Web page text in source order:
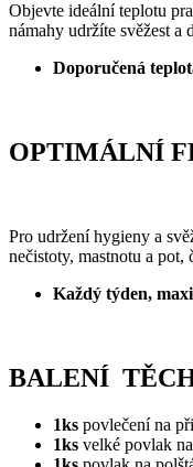
Objevte ideální teplotu
námahy udržíte svěžest
Doporučená
OPTIMÁLNÍ
Pro udržení hygieny a
nečistoty, mastnotu a
Každý týden,
BALENÍ
1ks povlečení na
1ks velké povlak